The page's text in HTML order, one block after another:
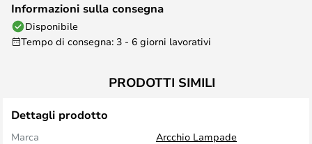
Informazioni sulla consegna
Disponibile
Tempo di consegna: 3 - 6 giorni lavorativi
PRODOTTI SIMILI
Dettagli prodotto
Marca
Arcchio Lampade